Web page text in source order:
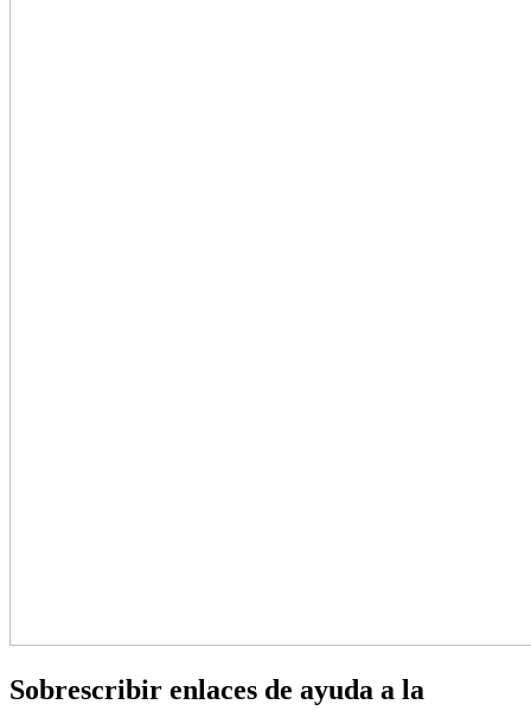
Sobrescribir enlaces de ayuda a la